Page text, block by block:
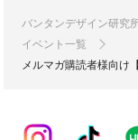
バンタンデザイン研究
イベント一覧
メルマガ購読者様向け